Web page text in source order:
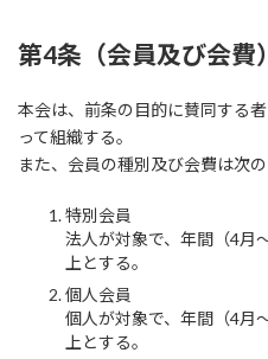
第4条（会員及び会費）
本会は、前条の目的に賛同する
って組織する。
また、会員の種別及び会費は次の
特別会員
法人が対象で、年間（4月
上とする。
個人会員
個人が対象で、年間（4月
上とする。